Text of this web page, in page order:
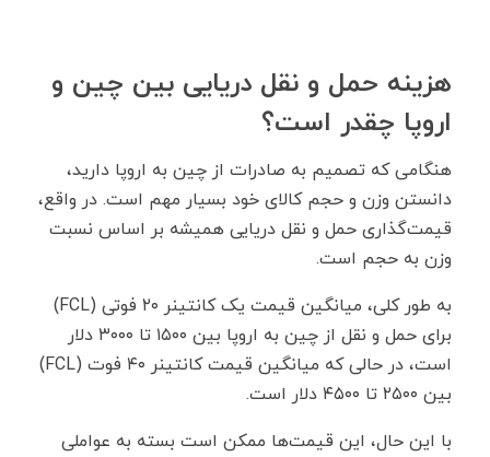
هزینه حمل و نقل دریایی بین چین و
اروپا چقدر است؟
هنگامی که تصمیم به صادرات از چین به اروپا دارید،
دانستن وزن و حجم کالای خود بسیار مهم است. در واقع،
قیمت‌گذاری حمل و نقل دریایی همیشه بر اساس نسبت
وزن به حجم است.
به طور کلی، میانگین قیمت یک کانتینر ۲۰ فوتی (FCL)
برای حمل و نقل از چین به اروپا بین ۱۵۰۰ تا ۳۰۰۰ دلار
است، در حالی که میانگین قیمت کانتینر ۴۰ فوت (FCL)
بین ۲۵۰۰ تا ۴۵۰۰ دلار است.
با این حال، این قیمت‌ها ممکن است بسته به عواملی